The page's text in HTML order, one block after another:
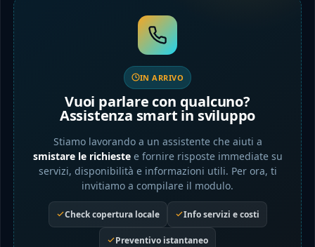
IN ARRIVO
Vuoi parlare con qualcuno?
Assistenza smart in sviluppo
Stiamo lavorando a un assistente che aiuti a
smistare le richiestee fornire risposte immediate su
servizi, disponibilità e informazioni utili. Per ora, ti
invitiamo a compilare il modulo.
Check copertura locale Info servizi e costi
Preventivo istantaneo